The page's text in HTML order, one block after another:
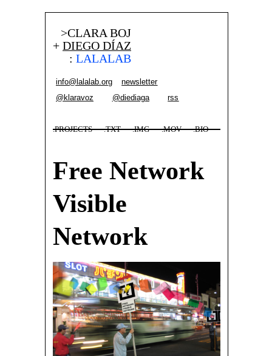
>CLARA BOJ
+ DIEGO DÍAZ
: LALALAB
info@lalalab.org
newsletter
@klaravoz
@diediaga rss
.PROJECTS .TXT .IMG .MOV .BIO
Free Network
Visible
Network